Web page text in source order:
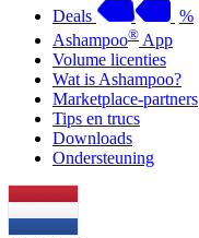
Deals
%
Ashampoo® App
Volume licenties
Wat is Ashampoo?
Marketplace-partners
Tips en trucs
Downloads
Ondersteuning